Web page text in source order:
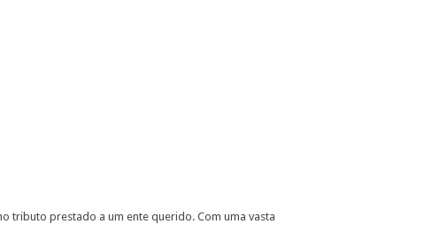
tributo prestado a um ente querido. Com uma vasta